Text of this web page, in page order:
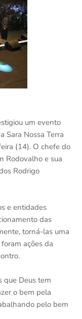
um evento
Sara Nossa Terra
(14). O chefe do
Rodovalho e sua
Rodrigo
e entidades
das
torná-las uma
ações da
que Deus tem
o bem pela
pelo bem